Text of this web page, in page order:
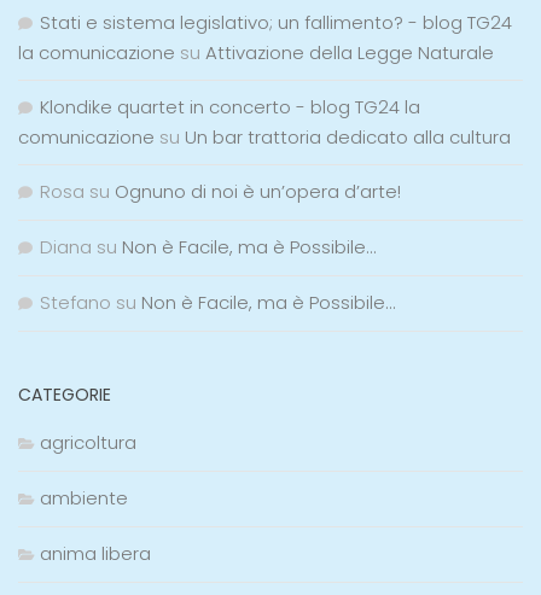
Stati e sistema legislativo; un fallimento? - blog TG24
la comunicazione su Attivazione della Legge Naturale
Klondike quartet in concerto - blog TG24 la
comunicazione su Un bar trattoria dedicato alla cultura
Rosa su Ognuno di noi è un’opera d’arte!
Diana su Non è Facile, ma è Possibile…
Stefano su Non è Facile, ma è Possibile…
CATEGORIE
agricoltura
ambiente
anima libera